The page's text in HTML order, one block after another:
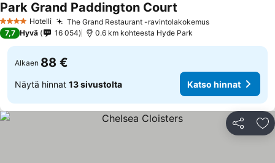
4 Tähtiluokitus
Hotelli The Grand Restaurant -ravintolakokemusKatso hinnat
Park Grand Paddington Court
7,7 Hyvä 16 054 0.6 km kohteesta Hyde Park
Alkaen 88 €
Näytä hinnat 13 sivustolta Katso hinnat
Jaa